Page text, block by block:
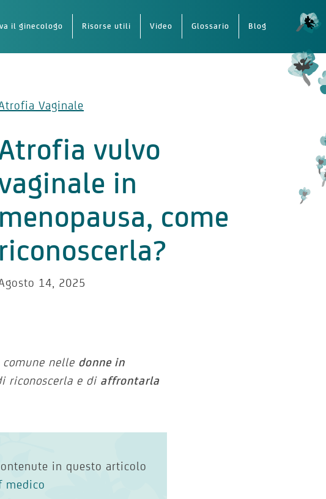
il ginecologo Risorse utili Video Glossario Blog
Vaginale
vulvo
in
menopausa, come
riconoscerla?
14, 2025
nelle donne in
riconoscerla e di affrontarla
in questo articolo
medico